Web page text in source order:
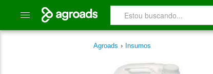
Agroads › Insumos